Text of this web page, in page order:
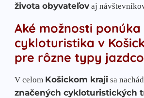
života obyvateľov aj
Aké možnosti ponúka
cykloturistika v
pre rôzne typy
V celom Košickom kraji sa
značených cykloturistických